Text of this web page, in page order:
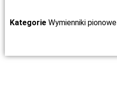
Kategorie Wymienniki pionowe